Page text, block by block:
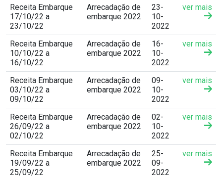
Receita Embarque
17/10/22 a
23/10/22
Arrecadação de
embarque 2022
23-
10-
2022
ver mais
Receita Embarque
10/10/22 a
16/10/22
Arrecadação de
embarque 2022
16-
10-
2022
ver mais
Receita Embarque
03/10/22 a
09/10/22
Arrecadação de
embarque 2022
09-
10-
2022
ver mais
Receita Embarque
26/09/22 a
02/10/22
Arrecadação de
embarque 2022
02-
10-
2022
ver mais
Receita Embarque
19/09/22 a
25/09/22
Arrecadação de
embarque 2022
25-
09-
2022
ver mais